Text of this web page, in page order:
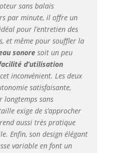
sans balais
par minute, il offre un
pour l’entretien des
et même pour souffler la
sonoresoit un peu
d’utilisation
inconvénient. Les deux
satisfaisante,
sans
exige de s’approcher
aussi très pratique
Enfin, son design élégant
variable en font un